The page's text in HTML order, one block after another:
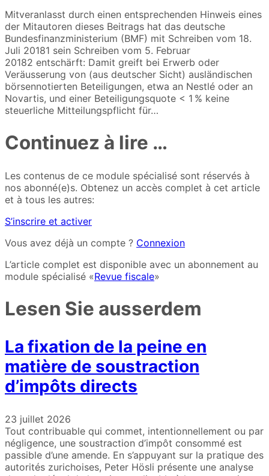
Mitveranlasst durch einen entsprechenden Hinweis eines
der Mitautoren dieses Beitrags hat das deutsche
Bundesfinanzministerium (BMF) mit Schreiben vom 18.
Juli 20181 sein Schreiben vom 5. Februar
20182 entschärft: Damit greift bei Erwerb oder
Veräusserung von (aus deutscher Sicht) ausländischen
börsennotierten Beteiligungen, etwa an Nestlé oder an
Novartis, und einer Beteiligungs­quote < 1 % keine
steuerliche Mitteilungspflicht für…
Continuez à lire …
Les contenus de ce module spécialisé sont réservés à
nos abonné(e)s. Obtenez un accès complet à cet article
et à tous les autres:
S’inscrire et activer
Vous avez déjà un compte ? Connexion
L’article complet est disponible avec un abonnement au
module spécialisé «Revue fiscale»
Lesen Sie ausserdem
La fixation de la peine en
matière de soustraction
d’impôts directs
23 juillet 2026
Tout contribuable qui commet, intentionnellement ou par
négligence, une soustraction d’impôt consommé est
passible d’une amende. En s’appuyant sur la pratique des
autorités zurichoises, Peter Hösli présente une analyse